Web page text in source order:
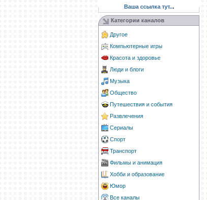
Ваша ссылка тут...
Категории каналов
Другое
Компьютерные игры
Красота и здоровье
Люди и блоги
Музыка
Общество
Путешествия и события
Развлечения
Сериалы
Спорт
Транспорт
Фильмы и анимация
Хобби и образование
Юмор
Все каналы